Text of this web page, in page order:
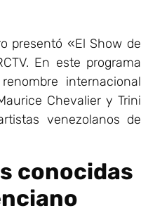
presentó «El Show de
En este programa
internacional
Chevalier y Trini
venezolanos de
conocidas